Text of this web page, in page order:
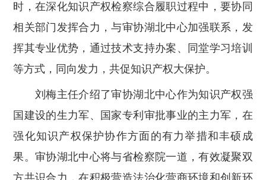
时，在深化知识产权检察综合履职过程中，要协同
相关部门发挥合力，与审协湖北中心加强联系，发
挥其专业优势，通过技术支持办案、同堂学习培训
等方式，同向发力，共促知识产权大保护。
刘梅主任介绍了审协湖北中心作为知识产权强
国建设的生力军、国家专利审批事业的主力军，在
强化知识产权保护协作方面的有力举措和丰硕成
果。审协湖北中心将与省检察院一道，有效凝聚双
方共识合力，在积极营造法治化营商环境和创新环